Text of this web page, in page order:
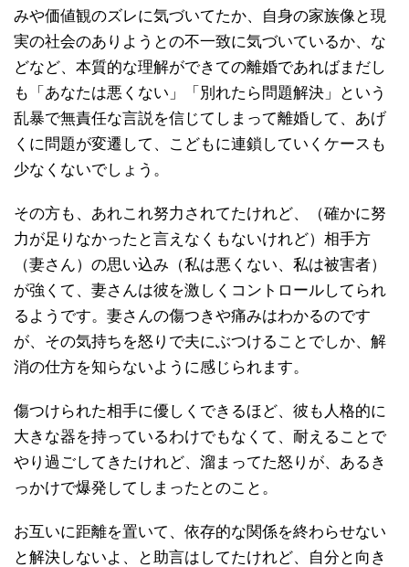
みや価値観のズレに気づいてたか、自身の家族像と現
実の社会のありようとの不一致に気づいているか、な
どなど、本質的な理解ができての離婚であればまだし
も「あなたは悪くない」「別れたら問題解決」という
乱暴で無責任な言説を信じてしまって離婚して、あげ
くに問題が変遷して、こどもに連鎖していくケースも
少なくないでしょう。
その方も、あれこれ努力されてたけれど、（確かに努
力が足りなかったと言えなくもないけれど）相手方
（妻さん）の思い込み（私は悪くない、私は被害者）
が強くて、妻さんは彼を激しくコントロールしてられ
るようです。妻さんの傷つきや痛みはわかるのです
が、その気持ちを怒りで夫にぶつけることでしか、解
消の仕方を知らないように感じられます。
傷つけられた相手に優しくできるほど、彼も人格的に
大きな器を持っているわけでもなくて、耐えることで
やり過ごしてきたけれど、溜まってた怒りが、あるき
っかけで爆発してしまったとのこと。
お互いに距離を置いて、依存的な関係を終わらせない
と解決しないよ、と助言はしてたけれど、自分と向き